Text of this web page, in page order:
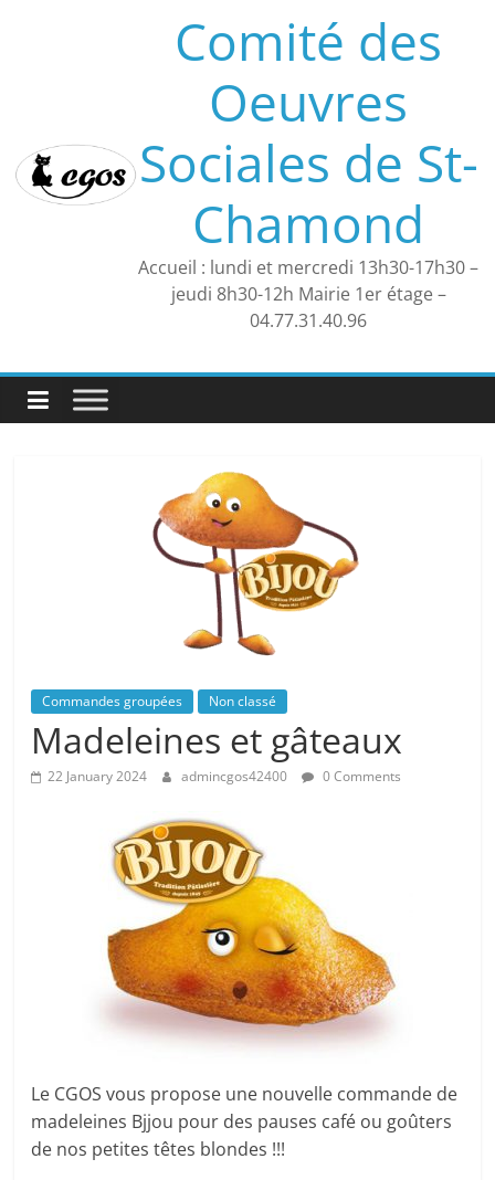
Comité des
Oeuvres
Sociales de St-
Chamond
Accueil : lundi et mercredi 13h30-17h30 –
jeudi 8h30-12h Mairie 1er étage –
04.77.31.40.96
Commandes groupées Non classé
Madeleines et gâteaux
22 January 2024 admincgos42400 0 Comments
Le CGOS vous propose une nouvelle commande de
madeleines Bjjou pour des pauses café ou goûters
de nos petites têtes blondes !!!